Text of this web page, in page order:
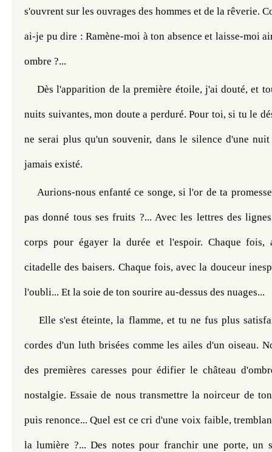
s'ouvrent sur les ouvrages des hommes et de la rêverie.
ai-je pu dire : Ramène-moi à ton absence et laisse-moi
ombre ?...
Dès l'apparition de la première étoile, j'ai douté, et
nuits suivantes, mon doute a perduré. Pour toi, si tu le
ne serai plus qu'un souvenir, dans le silence d'une
jamais existé.
Aurions-nous enfanté ce songe, si l'or de ta
pas donné tous ses fruits ?... Avec les lettres des
corps pour égayer la durée et l'espoir. Chaque fois,
citadelle des baisers. Chaque fois, avec la douceur
l'oubli... Et la soie de ton sourire au-dessus des nuages...
Elle s'est éteinte, la flamme, et tu ne fus plus
cordes d'un luth brisées comme les ailes d'un oiseau.
des premières caresses pour édifier le château
nostalgie. Essaie de nous transmettre la noirceur de
puis renonce... Quel est ce cri d'une voix faible,
la lumière ?... Des notes pour franchir une porte, un